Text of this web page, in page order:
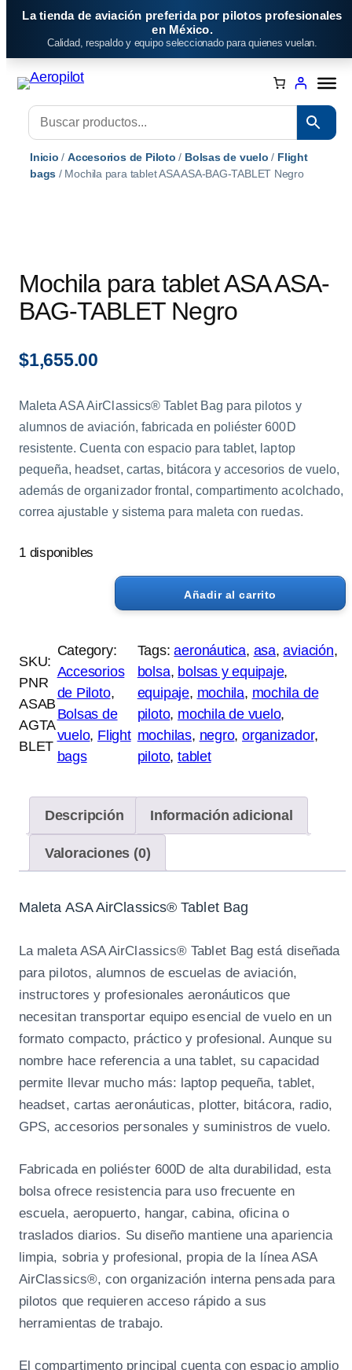
Saltar
La tienda de aviación preferida por pilotos profesionales
en México.
Calidad, respaldo y equipo seleccionado para quienes vuelan.
Inicio /Accesorios de Piloto / Bolsas de vuelo / Flight
bags / Mochila para tablet ASA ASA-BAG-TABLET Negro
Mochila para tablet ASA ASA-
BAG-TABLET Negro
$1,655.00
Maleta ASA AirClassics® Tablet Bag para pilotos y
alumnos de aviación, fabricada en poliéster 600D
resistente. Cuenta con espacio para tablet, laptop
pequeña, headset, cartas, bitácora y accesorios de vuelo,
además de organizador frontal, compartimento acolchado,
correa ajustable y sistema para maleta con ruedas.
1 disponibles
h
i
l
a
p
l
t
S
S
A
-
B
A
-
T
A
B
L
E
T
N
g
Añadir al carrito
SKU:
PNR
ASAB
AGTA
BLET
Category:
Accesorios
de Piloto
Bolsas de
vuelo, Flight
bags
Tags:aeronáutica, asa, aviación
bolsa, bolsas y equipaje
equipaje, mochila, mochila de
piloto, mochila de vuelo
mochilas, negro, organizador
piloto, tablet
Descripción Información adicional
Valoraciones (0)
Maleta ASA AirClassics® Tablet Bag
La maleta ASA AirClassics® Tablet Bag está diseñada
para pilotos, alumnos de escuelas de aviación,
instructores y profesionales aeronáuticos que
necesitan transportar equipo esencial de vuelo en un
formato compacto, práctico y profesional. Aunque su
nombre hace referencia a una tablet, su capacidad
permite llevar mucho más: laptop pequeña, tablet,
headset, cartas aeronáuticas, plotter, bitácora, radio,
GPS, accesorios personales y suministros de vuelo.
Fabricada en poliéster 600D de alta durabilidad, esta
bolsa ofrece resistencia para uso frecuente en
escuela, aeropuerto, hangar, cabina, oficina o
traslados diarios. Su diseño mantiene una apariencia
limpia, sobria y profesional, propia de la línea ASA
AirClassics®, con organización interna pensada para
pilotos que requieren acceso rápido a sus
herramientas de trabajo.
El compartimento principal cuenta con espacio amplio